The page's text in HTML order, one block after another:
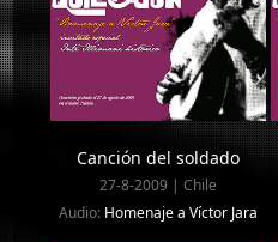
Canción del soldado
27-8-2009 | Chile
Audio: Homenaje a Víctor Jara